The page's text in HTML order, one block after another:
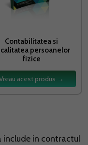
Contabilitatea si
persoanelor
fizice
acest produs →
include in contractul